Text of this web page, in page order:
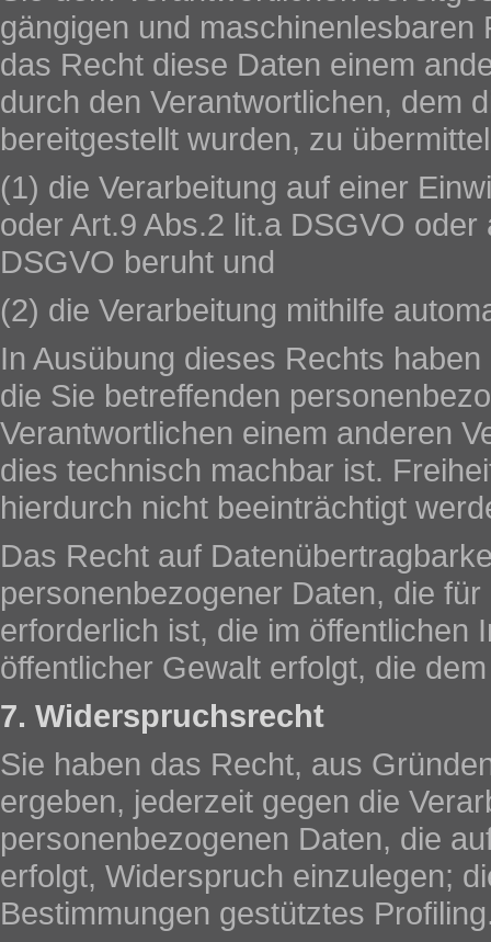
gängigen und
das Recht diese Daten einem
durch den Verantwortlichen, dem
bereitgestellt wurden, zu
(1) die Verarbeitung auf einer
oder Art.9 Abs.2 lit.a DSGVO
DSGVO beruht und
(2) die Verarbeitung mithilfe
In Ausübung dieses Rechts
die Sie betreffenden
Verantwortlichen einem anderen
dies technisch machbar ist.
hierdurch nicht beeinträchtigt
Das Recht auf
personenbezogener Daten, die
erforderlich ist, die im öffentlichen
öffentlicher Gewalt erfolgt, die
7. Widerspruchsrecht
Sie haben das Recht, aus
ergeben, jederzeit gegen die
personenbezogenen Daten, die
erfolgt, Widerspruch einzulegen;
Bestimmungen gestütztes